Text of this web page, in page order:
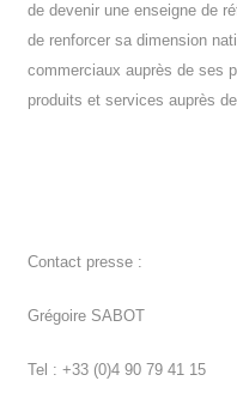
de devenir une enseigne de
de renforcer sa dimension
commerciaux auprès de ses
produits et services auprès
Contact presse :
Grégoire SABOT
Tel : +33 (0)4 90 79 41 15